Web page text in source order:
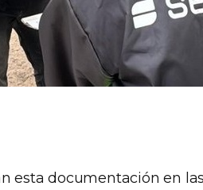
esta documentación en